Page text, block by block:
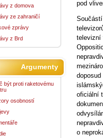
pod
televizní
oficiální
o
z domova
ze zahraničí
zprávy
z Brd
Argumenty
být proti raketovému
osobností